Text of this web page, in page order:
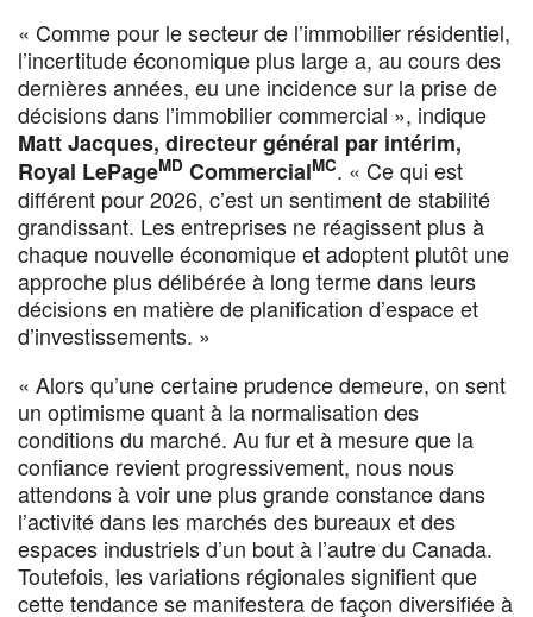
« Comme pour le secteur de l’immobilier résidentiel,
l’incertitude économique plus large a, au cours des
dernières années, eu une incidence sur la prise de
décisions dans l’immobilier commercial », indique
Matt Jacques, directeur général par intérim,
Royal LePageMD CommercialMC. « Ce qui est
différent pour 2026, c’est un sentiment de stabilité
grandissant. Les entreprises ne réagissent plus à
chaque nouvelle économique et adoptent plutôt une
approche plus délibérée à long terme dans leurs
décisions en matière de planification d’espace et
d’investissements. »
« Alors qu’une certaine prudence demeure, on sent
un optimisme quant à la normalisation des
conditions du marché. Au fur et à mesure que la
confiance revient progressivement, nous nous
attendons à voir une plus grande constance dans
l’activité dans les marchés des bureaux et des
espaces industriels d’un bout à l’autre du Canada.
Toutefois, les variations régionales signifient que
cette tendance se manifestera de façon diversifiée à